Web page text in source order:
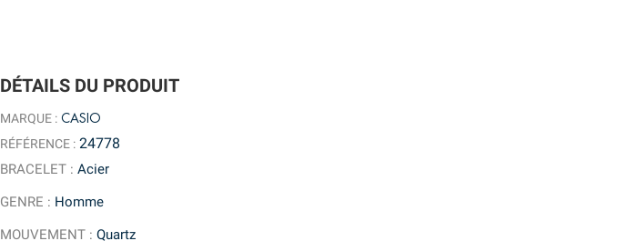
DÉTAILS DU PRODUIT
MARQUE : CASIO
RÉFÉRENCE : 24778
BRACELET: Acier
GENRE : Homme
MOUVEMENT: Quartz